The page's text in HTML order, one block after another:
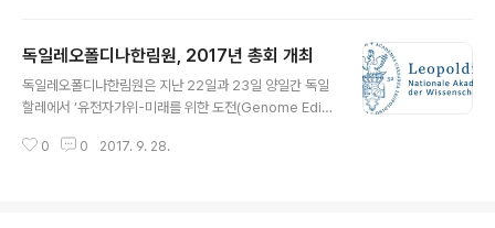
속가능 개발목표 달성을 위해 한림원의 역할을 고민했다.
과학기술정보통신부가 후원하고, 한국과학기술한림원이
주관하는 '2019년 국제한림원연합회(IAP) 컨퍼런스 및
천호텔에서 개최됐다. IAP(InterAcademy Partnershi
독일레오폴디나한림원, 2017년 총회 개최
독일레오폴디나한림원은 지난 22일과 23일 양일간 독일
할레에서 ‘유전자가위-미래를 위한 도전(Genome Editi
총회(Annual Assembly)를 개최했다고 전했다. 자그마
0 0 2017. 9. 28.